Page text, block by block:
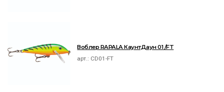
Воблер RAPALA КаунтДаун 01 /FT
арт.: CD01-FT